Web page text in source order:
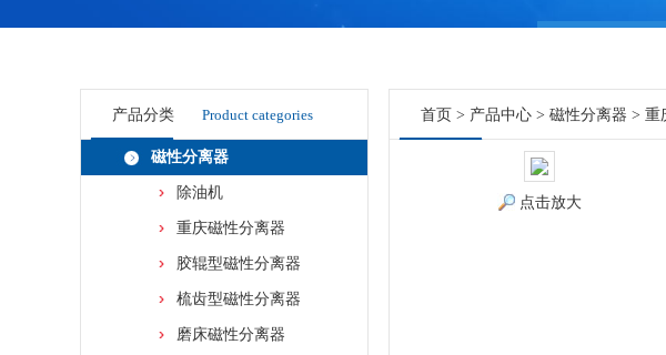
产品分类 Product categories
磁性分离器
除油机
重庆磁性分离器
胶辊型磁性分离器
梳齿型磁性分离器
磨床磁性分离器
首页 > 产品中心 > 磁性分离器 > 重
点击放大